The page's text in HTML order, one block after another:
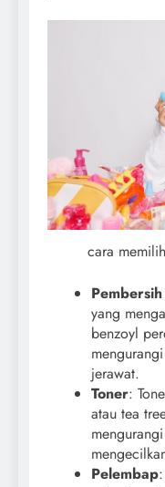
cara
yang
benzoyl
jerawat.
Toner:
atau tea
Pelembap